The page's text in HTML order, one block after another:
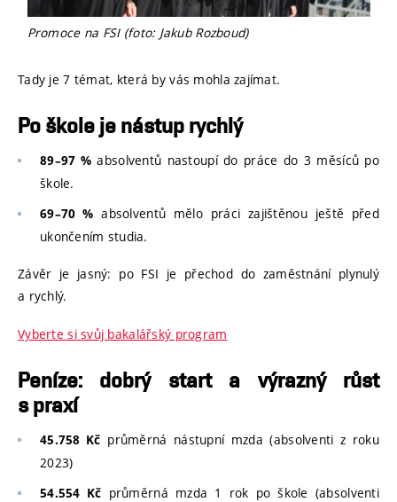
Promoce na FSI (foto: Jakub Rozboud)
Tady je 7 témat, která by vás mohla zajímat.
Po škole je nástup rychlý
89–97 % absolventů nastoupí do práce do 3 měsíců po
škole.
69–70 % absolventů mělo práci zajištěnou ještě před
ukončením studia.
Závěr je jasný: po FSI je přechod do zaměstnání plynulý
a rychlý.
Vyberte si svůj bakalářský program
Peníze: dobrý start a výrazný růst
s praxí
45.758 Kč průměrná nástupní mzda (absolventi z roku
2023)
54.554 Kč průměrná mzda 1 rok po škole (absolventi